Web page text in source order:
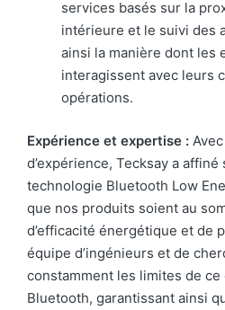
services basés sur la
intérieure et le suivi des
ainsi la manière dont les
interagissent avec leurs
opérations.
Expérience et expertise :
d’expérience, Tecksay a
technologie Bluetooth Low
que nos produits soient au
d’efficacité énergétique et de
équipe d’ingénieurs et de
constamment les limites de
Bluetooth, garantissant ainsi